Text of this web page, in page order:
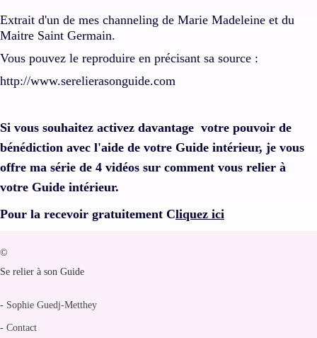
Extrait d'un de mes channeling de Marie Madeleine et du
Maitre Saint Germain.
Vous pouvez le reproduire en précisant sa source :
http://www.serelierasonguide.com
Si vous souhaitez activez davantage votre pouvoir de
bénédiction avec l'aide de votre Guide intérieur, je vous
offre ma série de 4 vidéos sur comment vous relier à
votre Guide intérieur.
Pour la recevoir gratuitement Cliquez ici
©
Se relier à son Guide
- Sophie Guedj-Metthey
- Contact